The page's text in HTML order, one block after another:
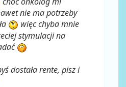
nie ma potrzeby
więc chyba mnie
stymulacji na
dostała rente, pisz i